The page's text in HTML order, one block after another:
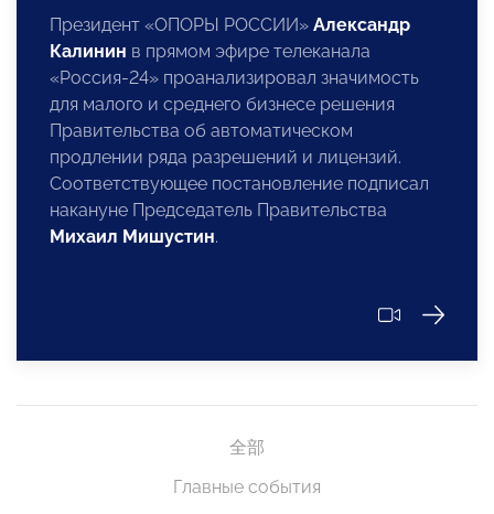
Президент «ОПОРЫ РОССИИ» Александр
Калинин в прямом эфире телеканала
«Россия-24» проанализировал значимость
для малого и среднего бизнесе решения
Правительства об автоматическом
продлении ряда разрешений и лицензий.
Соответствующее постановление подписал
накануне Председатель Правительства
Михаил Мишустин.
全部
Главные события